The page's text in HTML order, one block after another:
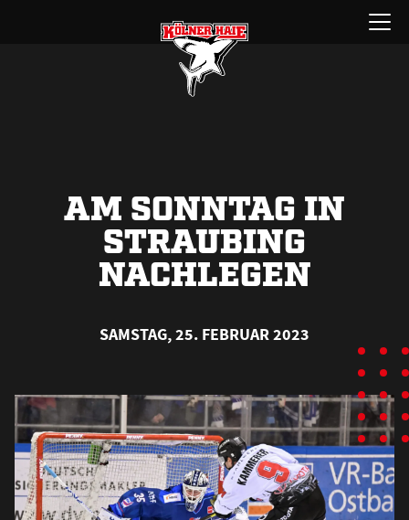
Menü
öffnen
AM SONNTAG IN
STRAUBING
NACHLEGEN
SAMSTAG, 25. FEBRUAR 2023